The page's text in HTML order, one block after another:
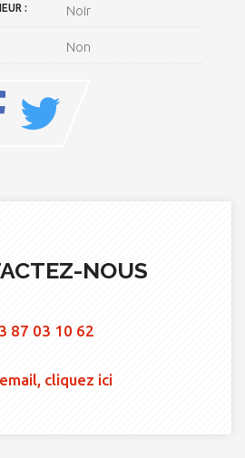
: Noir
Non
NOUS
87 03 10 62
cliquez ici